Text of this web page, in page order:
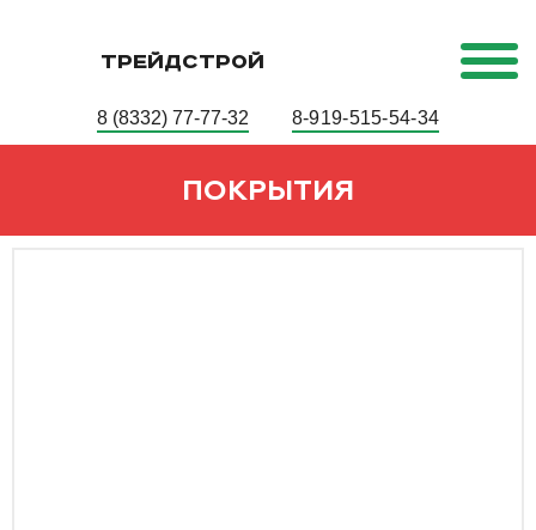
ТРЕЙДСТРОЙ
8 (8332) 77-77-32 8-919-515-54-34
ПОКРЫТИЯ